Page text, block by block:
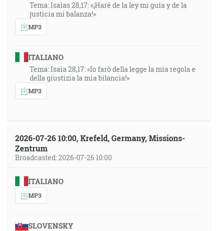
Tema: Isaías 28,17: «¡Haré de la ley mi guía y de la
justicia mi balanza!»
MP3
ITALIANO
Tema: Isaia 28,17: «Io farò della legge la mia regola e
della giustizia la mia bilancia!»
MP3
2026-07-26 10:00, Krefeld, Germany, Missions-
Zentrum
Broadcasted: 2026-07-26 10:00
ITALIANO
MP3
SLOVENSKY